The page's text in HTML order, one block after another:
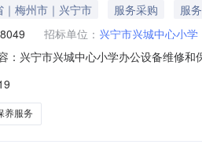
｜梅州市｜兴宁市 服务采购
服务
招标单位： 兴宁市兴城中心小学
：兴宁市兴城中心小学办公设备维修
描述需求描述数量控制单价（元）计
养服务